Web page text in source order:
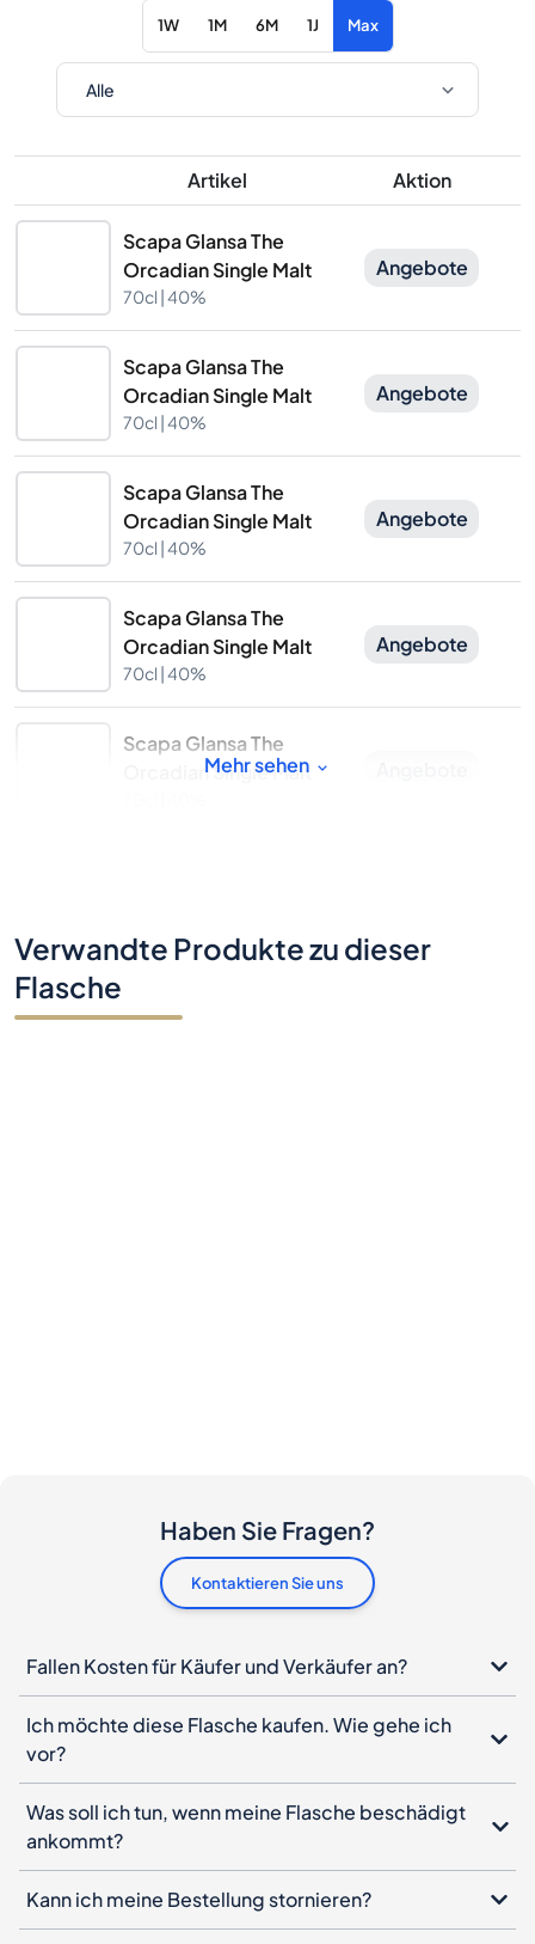
1W 1M 6M 1J Max
Artikel Aktion
Scapa Glansa The
Orcadian Single Malt
70cl |40%
Angebote
Scapa Glansa The
Orcadian Single Malt
70cl |40%
Angebote
Scapa Glansa The
Orcadian Single Malt
70cl |40%
Angebote
Scapa Glansa The
Orcadian Single Malt
70cl |40%
Angebote
Scapa Glansa The
Orcadian Single Malt
Mehr sehen
Verwandte Produkte zu dieser
Flasche
Haben Sie Fragen?
Kontaktieren Sie uns
Fallen Kosten für Käufer und Verkäufer an?
Ich möchte diese Flasche kaufen. Wie gehe ich
vor?
Was soll ich tun, wenn meine Flasche beschädigt
ankommt?
Kann ich meine Bestellung stornieren?